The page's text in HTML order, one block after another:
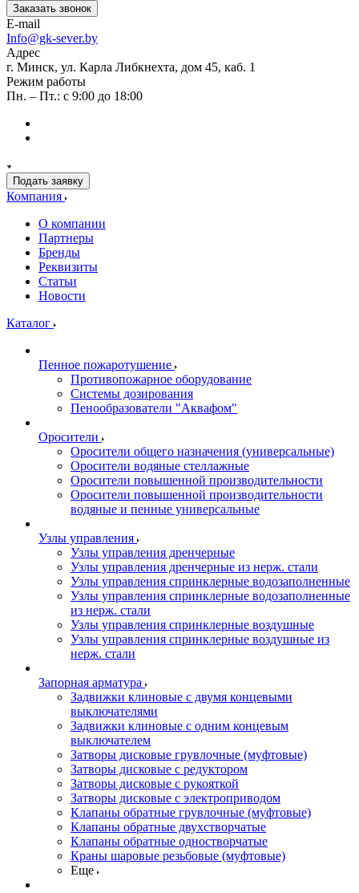
Заказать звонок
E-mail
Info@gk-sever.by
Адрес
г. Минск, ул. Карла Либкнехта, дом 45, каб. 1
Режим работы
Пн. – Пт.: с 9:00 до 18:00
Подать заявку
Компания
О компании
Партнеры
Бренды
Реквизиты
Статьи
Новости
Каталог
Пенное пожаротушение
Противопожарное оборудование
Системы дозирования
Пенообразователи "Аквафом"
Оросители
Оросители oбщего назначения (универсальные)
Оросители водяные стеллажные
Оросители повышенной производительности
Оросители повышенной производительности
водяные и пенные универсальные
Узлы управления
Узлы управления дренчерные
Узлы управления дренчерные из нерж. стали
Узлы управления спринклерные водозаполненные
Узлы управления спринклерные водозаполненные
из нерж. стали
Узлы управления спринклерные воздушные
Узлы управления спринклерные воздушные из
нерж. стали
Запорная арматура
Задвижки клиновые с двумя концевыми
выключателями
Задвижки клиновые с одним концевым
выключателем
Затворы дисковые грувлочные (муфтовые)
Затворы дисковые с редуктором
Затворы дисковые с рукояткой
Затворы дисковые с электроприводом
Клапаны обратные грувлочные (муфтовые)
Клапаны обратные двухстворчатые
Клапаны обратные одностворчатые
Краны шаровые резьбовые (муфтовые)
Еще